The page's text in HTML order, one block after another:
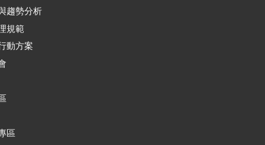
趨勢分析
規範
動方案
區